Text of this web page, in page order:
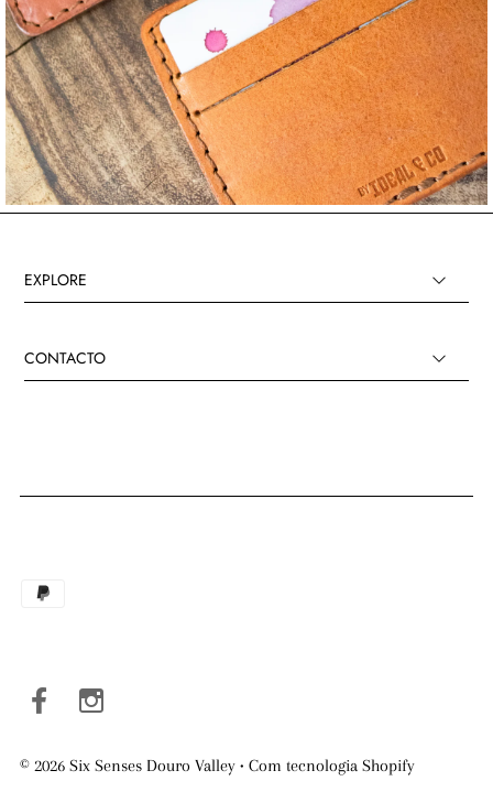
EXPLORE
CONTACTO
© 2026 Six Senses Douro Valley• Com tecnologia Shopify